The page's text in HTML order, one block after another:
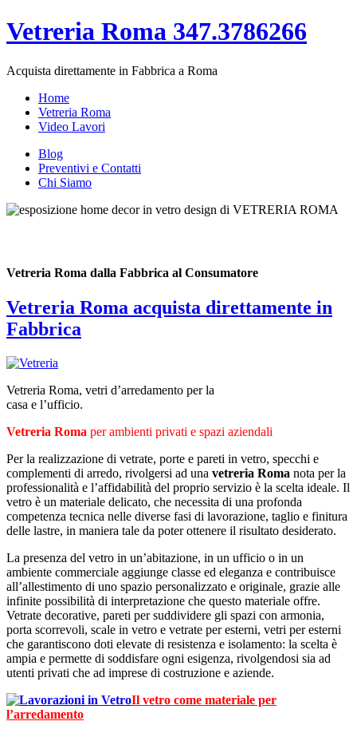
Vetreria Roma 347.3786266
Acquista direttamente in Fabbrica a Roma
Home
Vetreria Roma
Video Lavori
Blog
Preventivi e Contatti
Chi Siamo
Vetreria Roma dalla Fabbrica al Consumatore
Vetreria Roma acquista direttamente in
Fabbrica
Vetreria Roma, vetri d’arredamento per la
casa e l’ufficio.
Vetreria Roma per ambienti privati e spazi aziendali
Per la realizzazione di vetrate, porte e pareti in vetro, specchi e
complementi di arredo, rivolgersi ad una vetreria Roma nota per la
professionalità e l’affidabilità del proprio servizio è la scelta ideale. Il
vetro è un materiale delicato, che necessita di una profonda
competenza tecnica nelle diverse fasi di lavorazione, taglio e finitura
delle lastre, in maniera tale da poter ottenere il risultato desiderato.
La presenza del vetro in un’abitazione, in un ufficio o in un
ambiente commerciale aggiunge classe ed eleganza e contribuisce
all’allestimento di uno spazio personalizzato e originale, grazie alle
infinite possibilità di interpretazione che questo materiale offre.
Vetrate decorative, pareti per suddividere gli spazi con armonia,
porta scorrevoli, scale in vetro e vetrate per esterni, vetri per esterni
che garantiscono doti elevate di resistenza e isolamento: la scelta è
ampia e permette di soddisfare ogni esigenza, rivolgendosi sia ad
utenti privati che ad imprese di costruzione e aziende.
Il vetro come materiale per
l’arredamento